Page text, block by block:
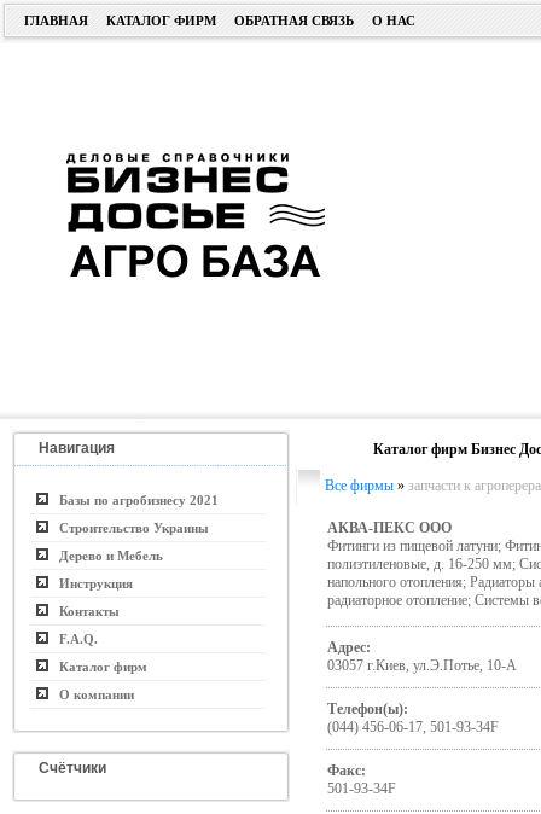
ГЛАВНАЯ КАТАЛОГ ФИРМ ОБРАТНАЯ СВЯЗЬ О НАС
Навигация
Базы по агробизнесу 2021
Строительство Украины
Дерево и Мебель
Инструкция
Контакты
F.A.Q.
Каталог фирм
О компании
Счётчики
Каталог фирм Бизнес
Все фирмы » запчасти к
АКВА-ПЕКС ООО
Фитинги из пищевой латуни;
полиэтиленовые, д. 16-250 мм;
напольного отопления;
радиаторное отопление; Системы
Адрес:
03057 г.Киев, ул.Э.Потье, 10-А
Телефон(ы):
(044) 456-06-17, 501-93-34F
Факс:
501-93-34F